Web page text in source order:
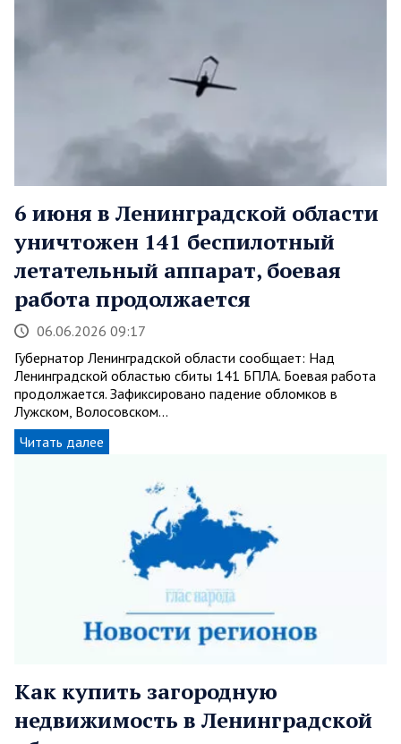
6 июня в Ленинградской области
уничтожен 141 беспилотный
летательный аппарат, боевая
работа продолжается
06.06.2026 09:17
Губернатор Ленинградской области сообщает: Над
Ленинградской областью сбиты 141 БПЛА. Боевая работа
продолжается. Зафиксировано падение обломков в
Лужском, Волосовском…
Читать далее
Как купить загородную
недвижимость в Ленинградской